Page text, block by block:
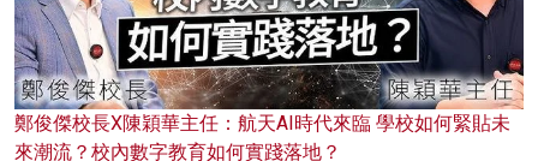
鄭俊傑校長X陳穎華主任：航天AI時代來臨 學校如何緊貼未
來潮流？校內數字教育如何實踐落地？